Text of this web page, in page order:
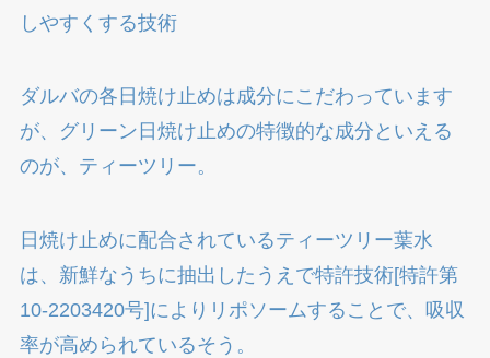
しやすくする技術
ダルバの各日焼け止めは成分にこだわっています
が、グリーン日焼け止めの特徴的な成分といえる
のが、ティーツリー。
日焼け止めに配合されているティーツリー葉水
は、新鮮なうちに抽出したうえで特許技術[特許第
10-2203420号]によりリポソームすることで、吸収
率が高められているそう。